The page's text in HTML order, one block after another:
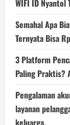
WIFI ID
Semahal Apa
Ternyata Bisa
3 Platform
Paling Praktis?
Pengalaman
layanan